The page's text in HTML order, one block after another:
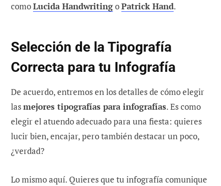
comoLucida HandwritingoPatrick Hand.
Selección de la Tipografía
Correcta para tu Infografía
De acuerdo, entremos en los detalles de cómo elegir
lasmejores tipografías para infografías. Es como
elegir el atuendo adecuado para una fiesta: quieres
lucir bien, encajar, pero también destacar un poco,
¿verdad?
Lo mismo aquí. Quieres que tu infografía comunique